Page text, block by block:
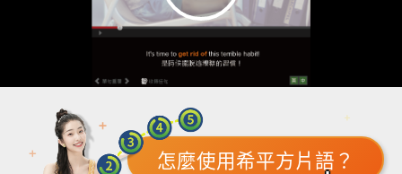
怎麼使用希平方片語？